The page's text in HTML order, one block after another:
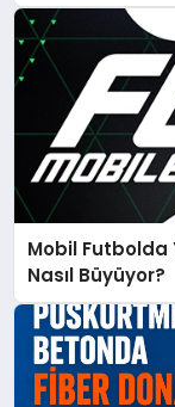
Mobil Futbolda
Nasıl Büyüyor?